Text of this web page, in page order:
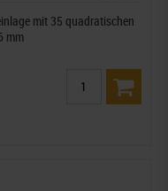
mit 35 quadratischen
mm